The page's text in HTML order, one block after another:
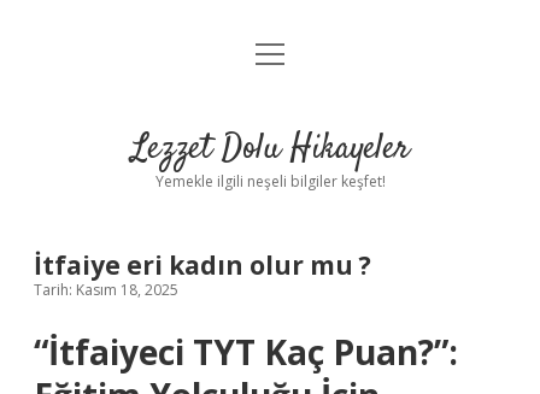
Anasayfa
Yasal Uyarı
menüyü
Lezzet Dolu Hikayeler
Yemekle ilgili neşeli bilgiler keşfet!
İtfaiye eri kadın olur mu ?
Tarih: Kasım 18, 2025
“İtfaiyeci TYT Kaç Puan?”: